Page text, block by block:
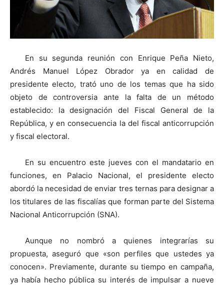
En su segunda reunión con Enrique Peña Nieto,
Andrés Manuel López Obrador ya en calidad de
presidente electo, trató uno de los temas que ha sido
objeto de controversia ante la falta de un método
establecido: la designación del Fiscal General de la
República, y en consecuencia la del fiscal anticorrupción
y fiscal electoral.
En su encuentro este jueves con el mandatario en
funciones, en Palacio Nacional, el presidente electo
abordó la necesidad de enviar tres ternas para designar a
los titulares de las fiscalías que forman parte del Sistema
Nacional Anticorrupción (SNA).
Aunque no nombró a quienes integrarías su
propuesta, aseguró que «son perfiles que ustedes ya
conocen». Previamente, durante su tiempo en campaña,
ya había hecho pública su interés de impulsar a nueve